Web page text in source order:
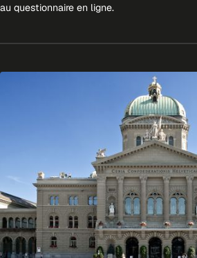
au questionnaire en ligne.